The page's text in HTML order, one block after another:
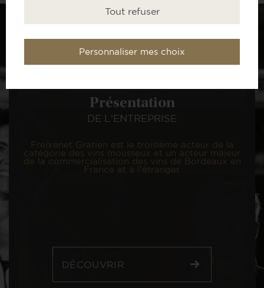
Présentation
DE L'ENTREPRISE
Freixenet Gratien est le troisième acteur de la
catégorie des vins mousseux et un acteur majeur
de la commercialisation des vins de Bordeaux en
France et à l'étranger.
DÉCOUVRIR
Tout refuser
Personnaliser mes choix